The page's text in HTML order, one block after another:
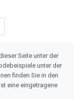
Seite unter der
unter der
finden Sie in den
ist eine eingetragene